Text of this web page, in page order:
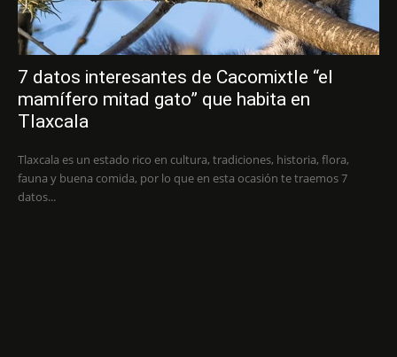
7 datos interesantes de Cacomixtle “el
mamífero mitad gato” que habita en
Tlaxcala
Tlaxcala es un estado rico en cultura, tradiciones, historia, flora,
fauna y buena comida, por lo que en esta ocasión te traemos 7
datos...